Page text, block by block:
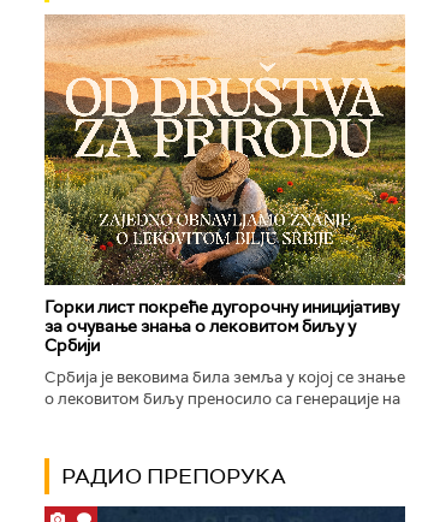
Горки лист покреће дугорочну иницијативу
за очување знања о лековитом биљу у
Србији
Србија је вековима била земља у којој се знање
о лековитом биљу преносило са генерације на
РАДИО ПРЕПОРУКА